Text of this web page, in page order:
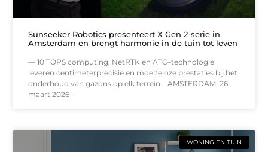
Sunseeker Robotics presenteert X Gen 2-serie in
Amsterdam en brengt harmonie in de tuin tot leven
— 10 TOPS computing, NetRTK en ATC–technologie
leveren centimeterprecisie en moeiteloze prestaties bij het
onderhoud van gazons op elk terrein. AMSTERDAM, 26
maart 2026 –
WONING EN TUIN